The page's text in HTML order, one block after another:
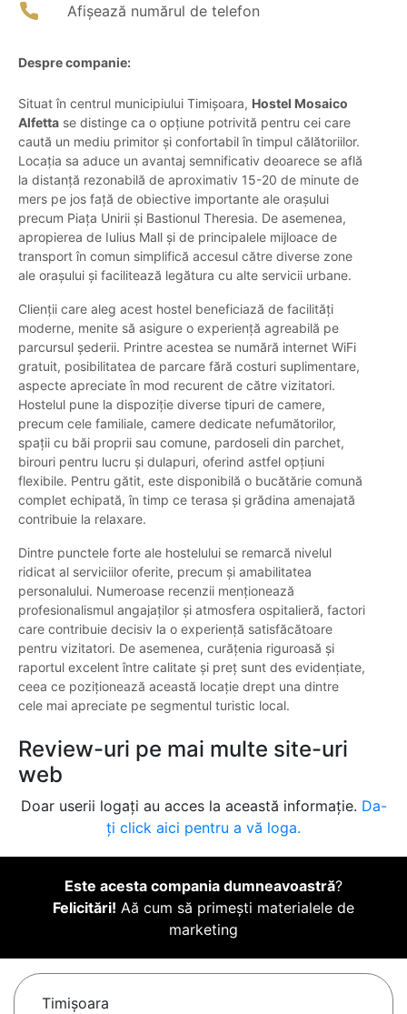
Afișează numărul de telefon
Despre companie:
Situat în centrul municipiului Timișoara, Hostel Mosaico
Alfetta se distinge ca o opțiune potrivită pentru cei care
caută un mediu primitor și confortabil în timpul călătoriilor.
Locația sa aduce un avantaj semnificativ deoarece se află
la distanță rezonabilă de aproximativ 15-20 de minute de
mers pe jos față de obiective importante ale orașului
precum Piața Unirii și Bastionul Theresia. De asemenea,
apropierea de Iulius Mall și de principalele mijloace de
transport în comun simplifică accesul către diverse zone
ale orașului și facilitează legătura cu alte servicii urbane.
Clienții care aleg acest hostel beneficiază de facilități
moderne, menite să asigure o experiență agreabilă pe
parcursul șederii. Printre acestea se numără internet WiFi
gratuit, posibilitatea de parcare fără costuri suplimentare,
aspecte apreciate în mod recurent de către vizitatori.
Hostelul pune la dispoziție diverse tipuri de camere,
precum cele familiale, camere dedicate nefumătorilor,
spații cu băi proprii sau comune, pardoseli din parchet,
birouri pentru lucru și dulapuri, oferind astfel opțiuni
flexibile. Pentru gătit, este disponibilă o bucătărie comună
complet echipată, în timp ce terasa și grădina amenajată
contribuie la relaxare.
Dintre punctele forte ale hostelului se remarcă nivelul
ridicat al serviciilor oferite, precum și amabilitatea
personalului. Numeroase recenzii menționează
profesionalismul angajaților și atmosfera ospitalieră, factori
care contribuie decisiv la o experiență satisfăcătoare
pentru vizitatori. De asemenea, curățenia riguroasă și
raportul excelent între calitate și preț sunt des evidențiate,
ceea ce poziționează această locație drept una dintre
cele mai apreciate pe segmentul turistic local.
Review-uri pe mai multe site-uri
web
Doar userii logați au acces la această informație. Da-
ți click aici pentru a vă loga.
Este acesta compania dumneavoastră?
Felicitări! Aă cum să primești materialele de
marketing
Timişoara